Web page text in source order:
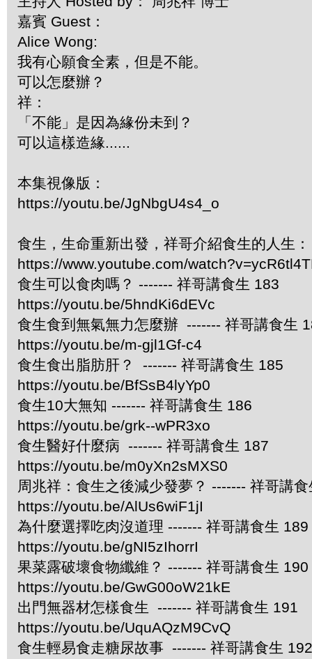
嘉賓 Guest：
Alice Wong:
我有心願食全素，但是不能。
可以怎麼辦？
祥：
「不能」是因為緣份未到？
可以這樣造緣......
本集視像版：
https://youtu.be/JgNbgU4s4_o
食生，生命重新出發，祥哥介紹食生的人生：
https://www.youtube.com/
食生可以食肉嗎？ ------- 祥哥講食生 183
https://youtu.be/5hndKi6dEVc
食生食到無氣無力怎麼辦 ------- 祥哥講食生
https://youtu.be/m-gjl1Gf-c4
食生食出脂肪肝？ ------- 祥哥講食生 185
https://youtu.be/BfSsB4lyYp0
食生10大無知 ------- 祥哥講食生 186
https://youtu.be/grk--wPR3xo
食生醫好什麼病 ------- 祥哥講食生 187
https://youtu.be/m0yXn2sMXS0
周兆祥：食生之後減少發夢？ ------- 祥哥講
https://youtu.be/AlUs6wiF1jI
為什麼選擇吃肉沒道理 ------- 祥哥講食生 189
https://youtu.be/gNI5zIhorrI
果菜露破壞食物纖維？ ------- 祥哥講食生 190
https://youtu.be/GwG00oW21kE
出門無器材怎樣食生 ------- 祥哥講食生 191
https://youtu.be/UquAQzM9CvQ
食生輕易食走糖尿故事 ------- 祥哥講食生 192